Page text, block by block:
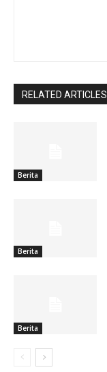
RELATED ARTICLES
Berita
Berita
Berita